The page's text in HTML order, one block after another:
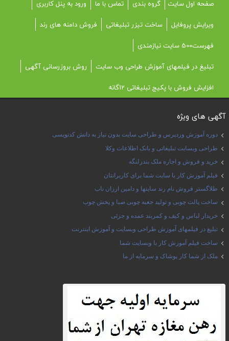
صفحه اول سایت گروه بندی تماس با ما
ورود به پنل کاربری
ویرایش پروفایل
ساخت تیزر تبلیغاتی
فروش دامنه های رند
فهرست500 سایت نیازمندی
تبلیغ در فیلمهای آموزش طراحی وب سایت
روش بروزرسانی آگهی
افزایش فروش با پکیج تبلیغاتی 12گانه
آگهی های ویژه
دوره آموزش وردپرس و طراحی سایت بدون نیاز به دانش کدنویسی
طراحی وبسایت تبلیغاتی و بانک اطلاعات وکلا
خرید و فروش و اجاره ملک بندرلنگه
فیلم آموزش کار با سایت شما برای کاربرانتان
طلاگستر فروش نام رند سایتها و دامین ارزان ناب
ساخت پالت چوبی و تولید جعبه چوبی صبا و پخش چوب
خریدار لباس و کیف و کمربند عمده و جزئی
تبلیغ در فیلمهای آموزش طراحی وبسایت و آموزش اینترنت
ساخت فیلم آموزش کار با وبسایت شما
ملک از شما کار پوشاک و سرمایه از ما